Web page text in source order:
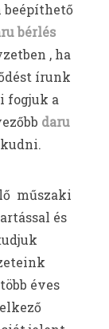
beépíthető
bérlés
, ha
írunk
fogjuk a
daru
műszaki
és
éves